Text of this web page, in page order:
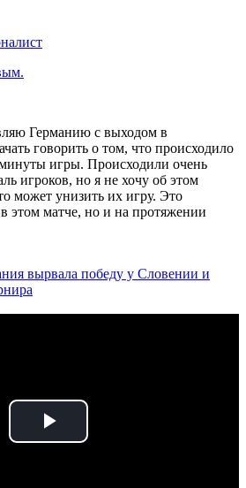
Германию с выходом в
говорить о том, что происходило
игры. Происходили очень
игроков, но я не хочу об этом
может унизить их игру. Это
этом матче, но и на протяжении
вырвала победу у Словении и
Play